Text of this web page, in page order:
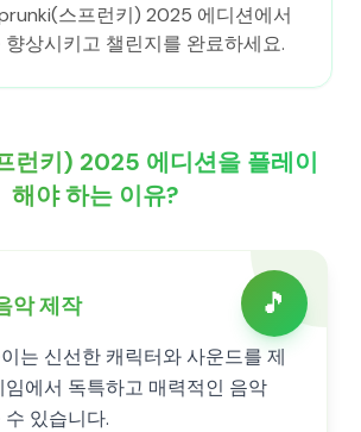
스프런키) 2025 에디션에서
향상시키고 챌린지를 완료하세요.
런키) 2025 에디션을 플레이
해야 하는 이유?
🎵
악 제작
는 신선한 캐릭터와 사운드를 제
임에서 독특하고 매력적인 음악
있습니다.